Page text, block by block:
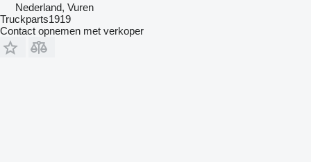
Nederland, Vuren
Truckparts1919
Contact opnemen met verkoper